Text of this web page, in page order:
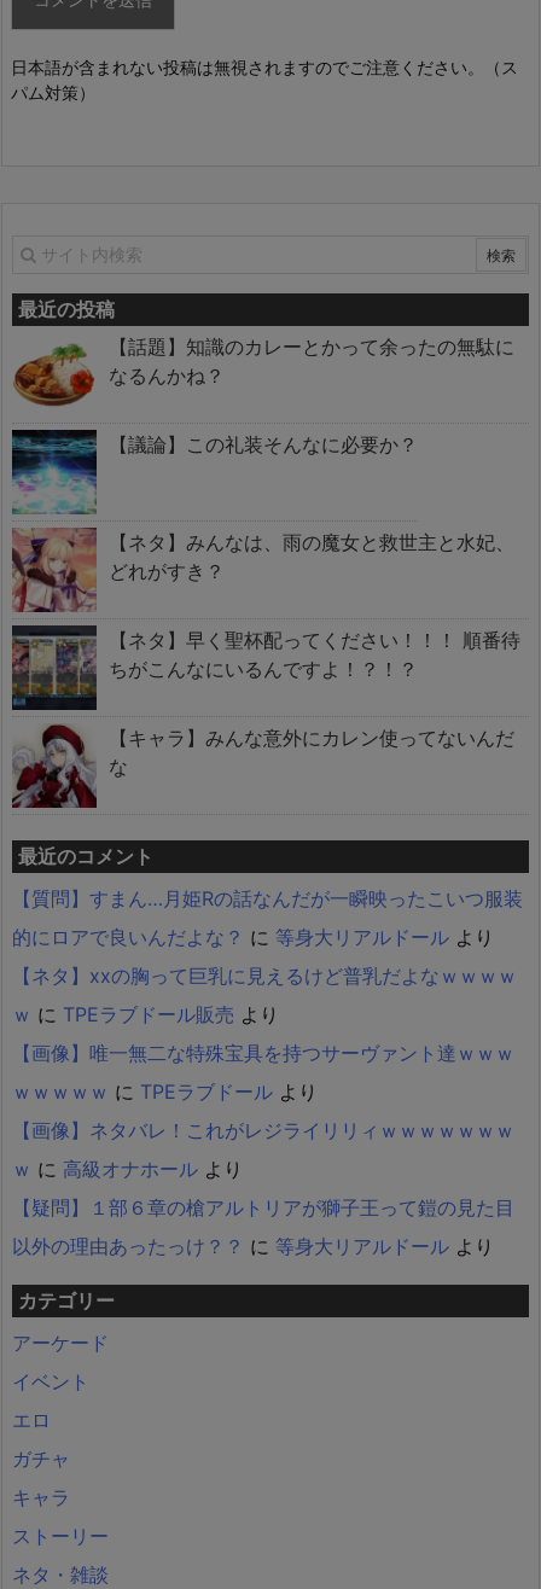
日本語が含まれない投稿は無視されますのでご注意ください。（ス
パム対策）
最近の投稿
【話題】知識のカレーとかって余ったの無駄に
なるんかね？
【議論】この礼装そんなに必要か？
【ネタ】みんなは、雨の魔女と救世主と水妃、
どれがすき？
【ネタ】早く聖杯配ってください！！！ 順番待
ちがこんなにいるんですよ！？！？
【キャラ】みんな意外にカレン使ってないんだ
な
最近のコメント
【質問】すまん…月姫Rの話なんだが一瞬映ったこいつ服装
的にロアで良いんだよな？ に 等身大リアルドール より
【ネタ】xxの胸って巨乳に見えるけど普乳だよなｗｗｗｗ
ｗ に TPEラブドール販売 より
【画像】唯一無二な特殊宝具を持つサーヴァント達ｗｗｗ
ｗｗｗｗｗ に TPEラブドール より
【画像】ネタバレ！これがレジライリリィｗｗｗｗｗｗｗ
ｗ に 高級オナホール より
【疑問】１部６章の槍アルトリアが獅子王って鎧の見た目
以外の理由あったっけ？？ に 等身大リアルドール より
カテゴリー
アーケード
イベント
エロ
ガチャ
キャラ
ストーリー
ネタ・雑談